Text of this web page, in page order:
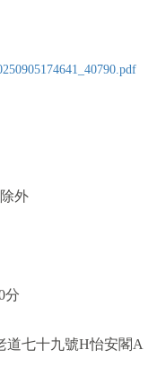
除外
分
道七十九號H怡安閣A